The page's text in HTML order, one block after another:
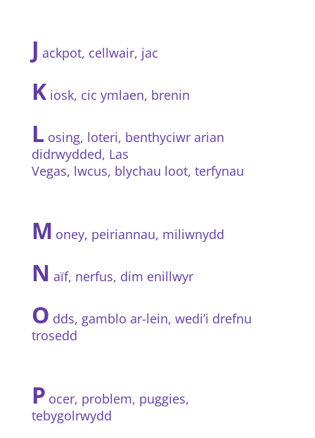
J ackpot, cellwair, jac
Kiosk, cic ymlaen, brenin
L osing, loteri, benthyciwr arian
didrwydded, Las
Vegas, lwcus, blychau loot, terfynau
M oney, peiriannau, miliwnydd
N aïf, nerfus, dim enillwyr
O dds, gamblo ar-lein, wedi’i drefnu
trosedd
P ocer, problem, puggies,
tebygolrwydd